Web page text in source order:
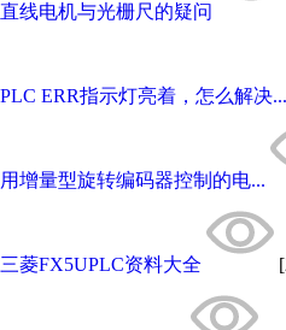
直线电机与光栅尺的疑问
PLC ERR指示灯亮着，怎么解决...
用增量型旋转编码器控制的电...
三菱FX5UPLC资料大全